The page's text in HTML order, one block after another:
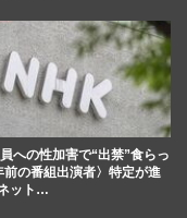
への性加害で“出禁”食らっ
前の番組出演者〉特定が進
ット…